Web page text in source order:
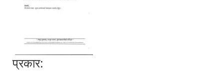
प्रकार: